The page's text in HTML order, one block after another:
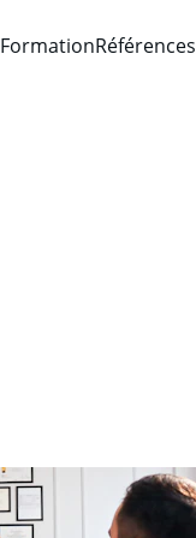
FormationRéférences